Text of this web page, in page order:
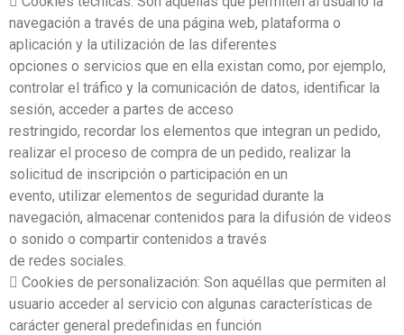
navegación a través de una página web, plataforma o
aplicación y la utilización de las diferentes
opciones o servicios que en ella existan como, por ejemplo,
controlar el tráfico y la comunicación de datos, identificar la
sesión, acceder a partes de acceso
restringido, recordar los elementos que integran un pedido,
realizar el proceso de compra de un pedido, realizar la
solicitud de inscripción o participación en un
evento, utilizar elementos de seguridad durante la
navegación, almacenar contenidos para la difusión de videos
o sonido o compartir contenidos a través
de redes sociales.
 Cookies de personalización: Son aquéllas que permiten al
usuario acceder al servicio con algunas características de
carácter general predefinidas en función